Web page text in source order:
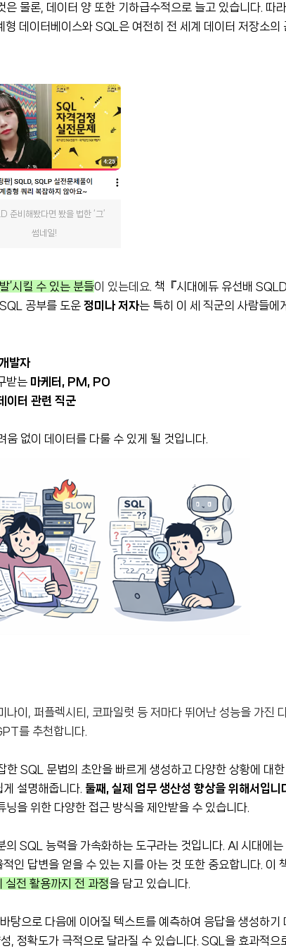
물론, 데이터 양 또한 기하급수적으로 늘고 있습니다. 따
형 데이터베이스와 SQL은 여전히 전 세계 데이터 저장소의
준비해봤다면 봤을 법한 ‘그’
썸네일!
’시킬 수 있는 분들이 있는데요. 책『시대에듀 유선배 SQLD
공부를 도운 정미나저자는 특히 이 세 직군의 사람들에
발자
받는 마케터, PM, PO
이터 관련 직군
없이 데이터를 다룰 수 있게 될 것입니다.
이, 퍼플렉시티, 코파일럿 등 저마다 뛰어난 성능을 가진
를 추천합니다.
한 SQL 문법의 초안을 빠르게 생성하고 다양한 상황에 대
설명해줍니다. 둘째, 실제 업무 생산성 향상을 위해서입니
을 위한 다양한 접근 방식을 제안받을 수 있습니다.
SQL 능력을 가속화하는 도구라는 것입니다. AI 시대에는
인 답변을 얻을 수 있는 지를 아는 것 또한 중요합니다. 이
실전 활용까지 전 과정을 담고 있습니다.
으로 다음에 이어질 텍스트를 예측하여 응답을 생성하기
, 정확도가 극적으로 달라질 수 있습니다. SQL을 효과적으